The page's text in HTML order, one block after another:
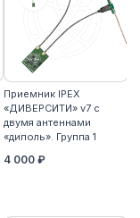
Приемник IPEX
«ДИВЕРСИТИ» v7 с
двумя антеннами
«диполь». Группа 1
4 000 ₽